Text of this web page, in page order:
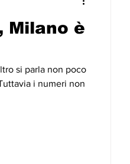
Milano è
si parla non poco
i numeri non